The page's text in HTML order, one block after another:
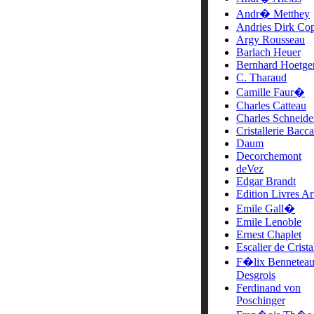
Andr� Metthey
Andries Dirk
Argy Rousseau
Barlach Heuer
Bernhard
C. Tharaud
Camille Faur�
Charles Catteau
Charles
Cristallerie
Daum
Decorchemont
deVez
Edgar Brandt
Edition Livres
Emile Gall�
Emile Lenoble
Ernest Chaplet
Escalier de
F�lix Benneteau
Desgrois
Ferdinand von
Poschinger